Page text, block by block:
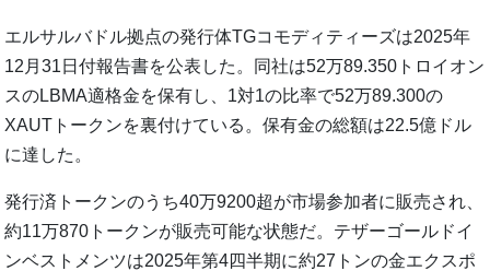
エルサルバドル拠点の発行体TGコモディティーズは2025年
12月31日付報告書を公表した。同社は52万89.350トロイオン
スのLBMA適格金を保有し、1対1の比率で52万89.300の
XAUTトークンを裏付けている。保有金の総額は22.5億ドル
に達した。
発行済トークンのうち40万9200超が市場参加者に販売され、
約11万870トークンが販売可能な状態だ。テザーゴールドイ
ンベストメンツは2025年第4四半期に約27トンの金エクスポ